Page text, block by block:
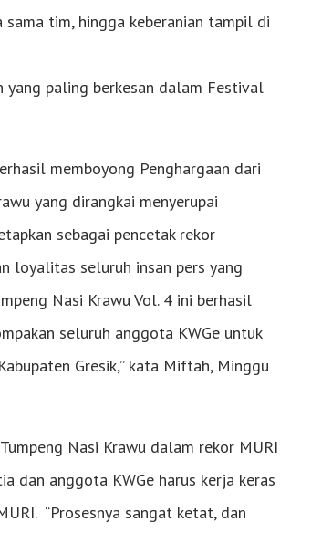
tim, hingga keberanian tampil di
yang paling berkesan dalam Festival
memboyong Penghargaan dari
yang dirangkai menyerupai
sebagai pencetak rekor
loyalitas seluruh insan pers yang
Nasi Krawu Vol. 4 ini berhasil
seluruh anggota KWGe untuk
Gresik,” kata Miftah, Minggu
Nasi Krawu dalam rekor MURI
dan anggota KWGe harus kerja keras
“Prosesnya sangat ketat, dan